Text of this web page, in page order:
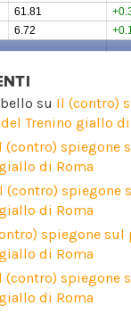
61.81
6.72
su Il (contro)
Trenino giallo di
(contro) spiegone
di Roma
(contro) spiegone
di Roma
spiegone sul
di Roma
(contro) spiegone
di Roma